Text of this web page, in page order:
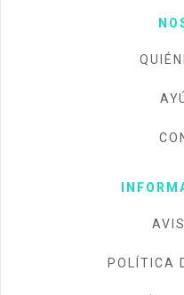
POLÍTICA